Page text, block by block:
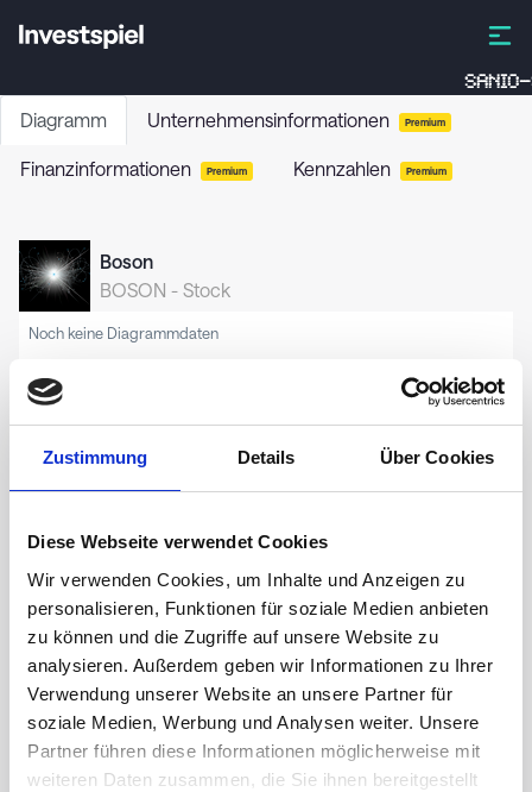
Zustimmung Details Über Cookies
Diese Webseite verwendet Cookies
Wir verwenden Cookies, um Inhalte und Anzeigen zu
personalisieren, Funktionen für soziale Medien anbieten
zu können und die Zugriffe auf unsere Website zu
analysieren. Außerdem geben wir Informationen zu Ihrer
Verwendung unserer Website an unsere Partner für
soziale Medien, Werbung und Analysen weiter. Unsere
Partner führen diese Informationen möglicherweise mit
weiteren Daten zusammen, die Sie ihnen bereitgestellt
SANIO-
Diagramm Unternehmensinformationen Premium
Finanzinformationen Premium Kennzahlen Premium
Boson
BOSON - Stock
Noch keine Diagrammdaten
24 Std. 1M 3M 1J 5J